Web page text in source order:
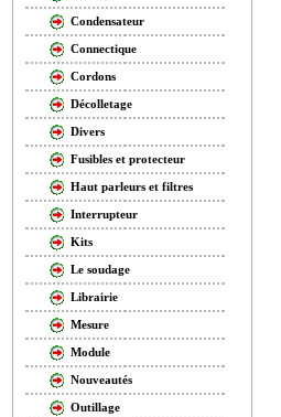
Condensateur
Connectique
Cordons
Décolletage
Divers
Fusibles et protecteur
Haut parleurs et filtres
Interrupteur
Kits
Le soudage
Librairie
Mesure
Module
Nouveautés
Outillage